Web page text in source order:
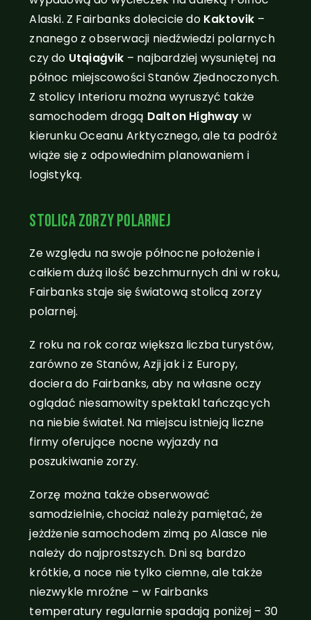
Alaski. Z Fairbanks dolecicie do Kaktovik –
znanego z obserwacji niedźwiedzi polarnych
czy do Utqiaġvik – najbardziej wysuniętej na
północ miejscowości Stanów Zjednoczonych.
Z stolicy Interioru można wyruszyć także
samochodem drogą Dalton Highway w
kierunku Oceanu Arktycznego, ale ta podróż
wiąże się z odpowiednim planowaniem i
logistyką.
Stolica zorzy polarnej
Ze względu na swoje północne położenie i
całkiem dużą ilość bezchmurnych dni w roku,
Fairbanks staje się światową stolicą zorzy
polarnej.
Z roku na rok coraz większa liczba turystów,
zarówno ze Stanów, Azji jak i z Europy,
dociera do Fairbanks, aby na własne oczy
oglądać niesamowity spektakl tańczących
na niebie świateł. Na miejscu istnieją liczne
firmy oferujące nocne wyjazdy na
poszukiwanie zorzy.
Zorzę można także obserwować
samodzielnie, chociaż należy pamiętać, że
jeżdżenie samochodem zimą po Alasce nie
należy do najprostszych. Dni są bardzo
krótkie, a noce nie tylko ciemne, ale także
niezwykle mroźne – w Fairbanks
temperatury regularnie spadają poniżej – 30